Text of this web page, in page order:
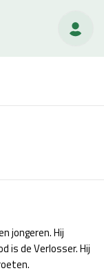
jongeren. Hij
is de Verlosser. Hij